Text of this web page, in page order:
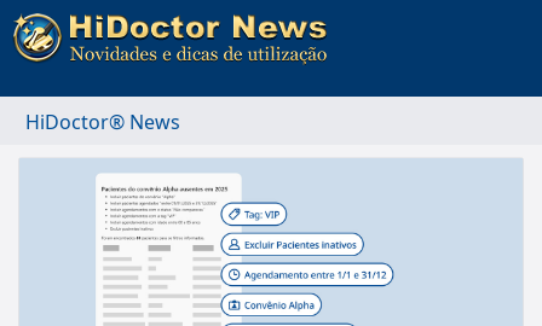
HiDoctor® News